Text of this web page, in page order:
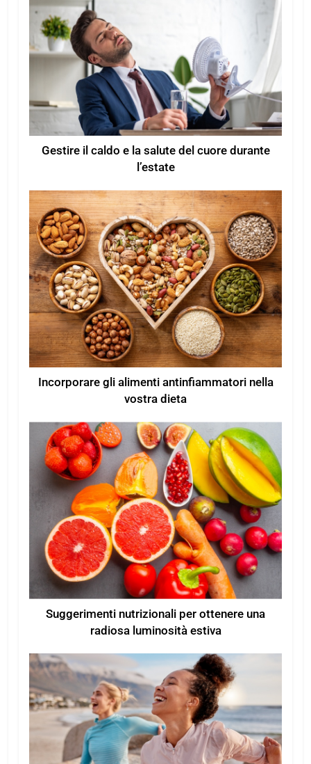
Gestire il caldo e la salute del cuore durante
l’estate
Incorporare gli alimenti antinfiammatori nella
vostra dieta
Suggerimenti nutrizionali per ottenere una
radiosa luminosità estiva